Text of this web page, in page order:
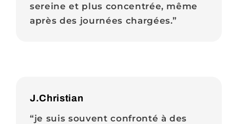
sereine et plus concentrée, même
après des journées chargées.”
J.Christian
“je suis souvent confronté à des